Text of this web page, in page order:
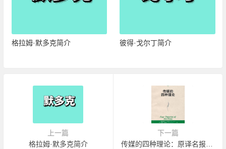
格拉姆·默多克简介 彼得·戈尔丁简介
上一篇
格拉姆·默多克简介
下一篇